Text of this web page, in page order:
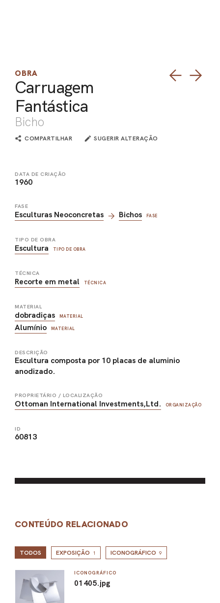
OBRA
Carruagem
Fantástica
Bicho
COMPARTILHAR SUGERIR ALTERAÇÃO
DATA DE CRIAÇÃO
1960
FASE
Esculturas Neoconcretas Bichos FASE
TIPO DE OBRA
Escultura TIPO DE OBRA
TÉCNICA
Recorte em metal TÉCNICA
MATERIAL
dobradiças MATERIAL
Alumínio MATERIAL
DESCRIÇÃO
Escultura composta por 10 placas de aluminio
anodizado.
PROPRIETÁRIO / LOCALIZAÇÃO
Ottoman International Investments,Ltd. ORGANIZAÇÃO
ID
60813
CONTEÚDO RELACIONADO
TODOS EXPOSIÇÃO 1 ICONOGRÁFICO 9
ICONOGRÁFICO
01405.jpg